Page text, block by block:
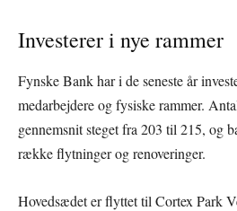
Investerer i nye rammer
Fynske Bank har i de seneste år
medarbejdere og fysiske rammer.
gennemsnit steget fra 203 til 215, og
række flytninger og renoveringer.
Hovedsædet er flyttet til Cortex Park